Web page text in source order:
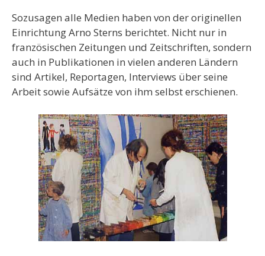
Sozusagen alle Medien haben von der originellen
Einrichtung Arno Sterns berichtet. Nicht nur in
französischen Zeitungen und Zeitschriften, sondern
auch in Publikationen in vielen anderen Ländern
sind Artikel, Reportagen, Interviews über seine
Arbeit sowie Aufsätze von ihm selbst erschienen.